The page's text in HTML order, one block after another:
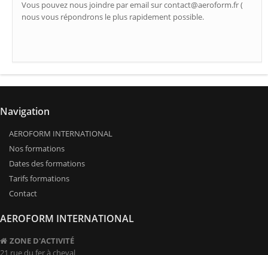
Vous pouvez nous joindre par email sur contact@aeroform.fr (
nous vous répondrons le plus rapidement possible.
Navigation
AEROFORM INTERNATIONAL
Nos formations
Dates des formations
Tarifs formations
Contact
AEROFORM INTERNATIONAL
ZONE D'ACTIVITÉ
21 rue du fer à cheval